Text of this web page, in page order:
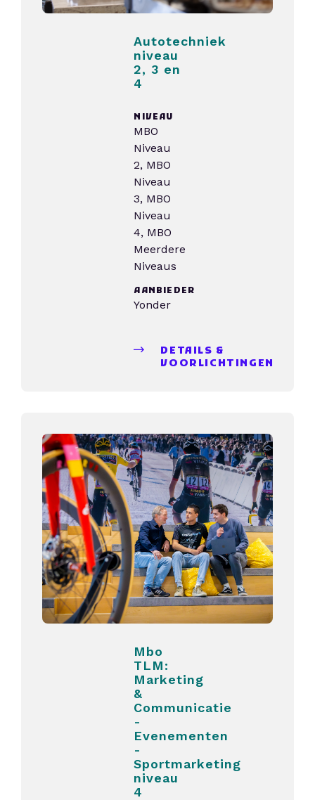
Autotechniek
niveau
2, 3 en
4
NIVEAU
MBO
Niveau
2, MBO
Niveau
3, MBO
Niveau
4, MBO
Meerdere
Niveaus
AANBIEDER
Yonder
DETAILS &
VOORLICHTINGEN
Mbo
TLM:
Marketing
&
Communicatie
-
Evenementen
-
Sportmarketing
niveau
4